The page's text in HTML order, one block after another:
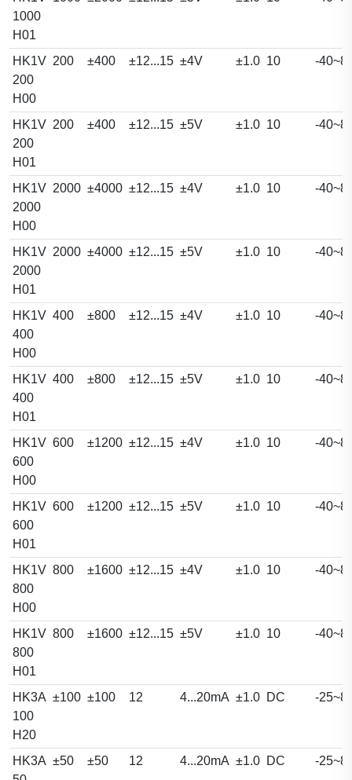
1000
H01
HK1V
200
H00
200 ±400 ±12...15 ±4V ±1.0 10 -
HK1V
200
H01
200 ±400 ±12...15 ±5V ±1.0 10 -
HK1V
2000
H00
2000 ±4000 ±12...15 ±4V ±1.0 10 -
HK1V
2000
H01
2000 ±4000 ±12...15 ±5V ±1.0 10 -
HK1V
400
H00
400 ±800 ±12...15 ±4V ±1.0 10 -
HK1V
400
H01
400 ±800 ±12...15 ±5V ±1.0 10 -
HK1V
600
H00
600 ±1200 ±12...15 ±4V ±1.0 10 -
HK1V
600
H01
600 ±1200 ±12...15 ±5V ±1.0 10 -
HK1V
800
H00
800 ±1600 ±12...15 ±4V ±1.0 10 -
HK1V
800
H01
800 ±1600 ±12...15 ±5V ±1.0 10 -
HK3A
100
H20
±100 ±100 12 4...20mA ±1.0 DC -
HK3A ±50 ±50 12 4...20mA ±1.0 DC -